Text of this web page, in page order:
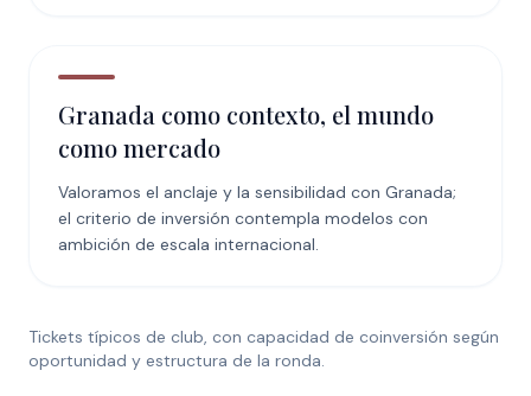
Granada como contexto, el mundo
como mercado
Valoramos el anclaje y la sensibilidad con Granada;
el criterio de inversión contempla modelos con
ambición de escala internacional.
Tickets típicos de club, con capacidad de coinversión según
oportunidad y estructura de la ronda.